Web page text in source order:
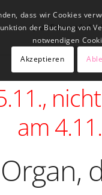
Qualifizierende
am
dass wir Cookies
der Buchung von
notwendigen
Akzeptieren